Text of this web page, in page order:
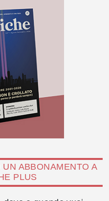
ABBONAMENTO A
PLUS